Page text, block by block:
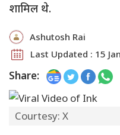
शामिल थे.
Ashutosh Rai
Last Updated : 15
Share:
Courtesy: X